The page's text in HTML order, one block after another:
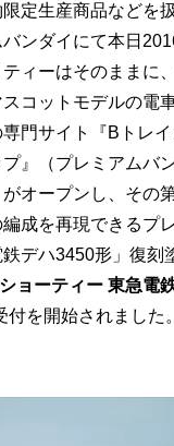
定生産商品などを
ンダイにて本日
ィーはそのままに
コットモデルの電
専門サイト『Bトレ
』（プレミアムバ
オープンし、その
成を再現できるプ
デハ3450形」復刻
ョーティー 東急電
付を開始されました。